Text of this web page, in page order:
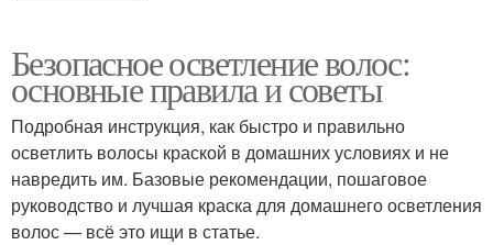
Безопасное осветление волос:
основные правила и советы
Подробная инструкция, как быстро и правильно
осветлить волосы краской в домашних условиях и не
навредить им. Базовые рекомендации, пошаговое
руководство и лучшая краска для домашнего осветления
волос — всё это ищи в статье.